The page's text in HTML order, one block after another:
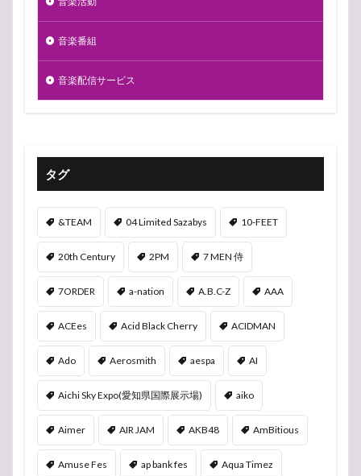
音楽番組
音楽配信サービス
タグ
&TEAM 04 Limited Sazabys 10-FEET
20th Century 2PM 7 MEN 侍
7ORDER a-nation A.B.C-Z AAA
ACEes Acid Black Cherry ACIDMAN
Ado Aerosmith aespa AI
Aichi Sky Expo(愛知県国際展示場) aiko
Aimer AIR JAM AKB48 AmBitious
Amuse Fes ap bank fes Aqua Timez